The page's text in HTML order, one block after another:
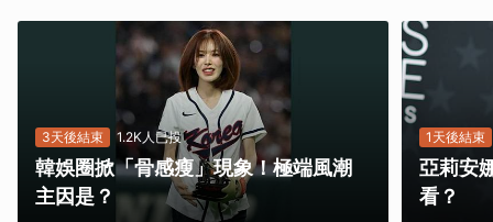
3天後結束 1.2K人已投
韓娛圈掀「骨感瘦」現象！極端風潮
主因是？
1天後結束
亞莉安
看？